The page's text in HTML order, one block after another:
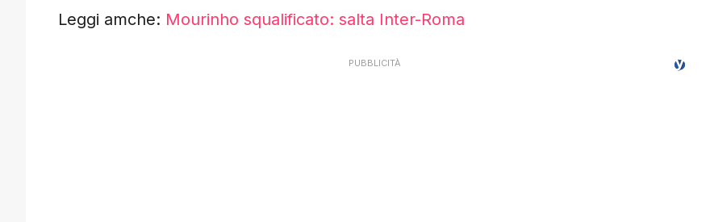
Leggi amche: Mourinho squalificato: salta Inter-Roma